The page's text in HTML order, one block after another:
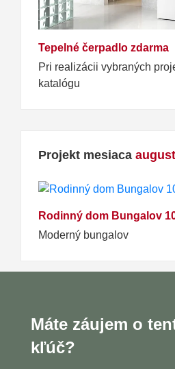
Tepelné čerpadlo zdarma
Pri realizácii vybraných
katalógu
Projekt mesiaca august
Rodinný dom Bungalov
Moderný bungalov
Máte záujem o
kľúč?